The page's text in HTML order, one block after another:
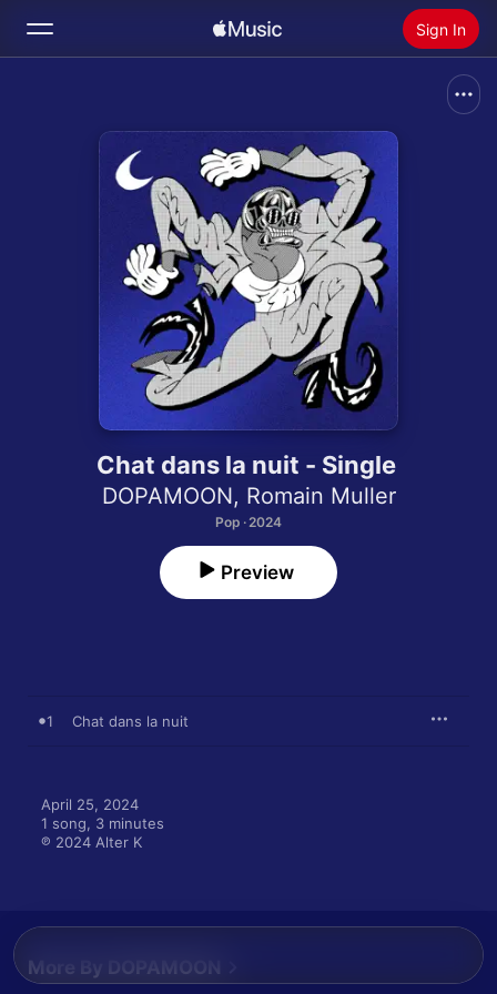
Sign In
Install Apple Music
Chat dans la nuit - Single
DOPAMOON, Romain Muller
Pop · 2024
Preview
1 Chat dans la nuit
April 25, 2024
1 song, 3 minutes
℗ 2024 Alter K
More By DOPAMOON